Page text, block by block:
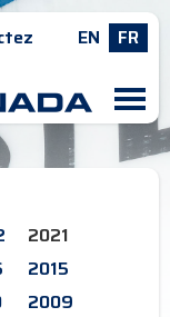
EN FR
M
2021
2015
2009